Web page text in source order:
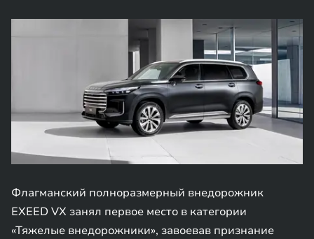
Флагманский полноразмерный внедорожник
EXEED VX занял первое место в категории
«Тяжелые внедорожники», завоевав признание